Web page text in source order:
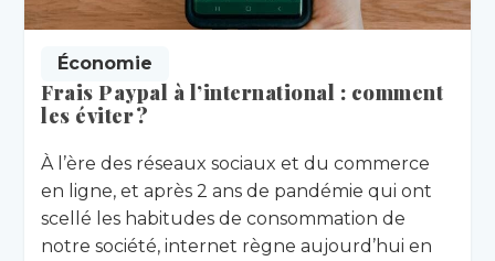
Économie
Frais Paypal à l’international : comment
les éviter ?
À l’ère des réseaux sociaux et du commerce
en ligne, et après 2 ans de pandémie qui ont
scellé les habitudes de consommation de
notre société, internet règne aujourd’hui en